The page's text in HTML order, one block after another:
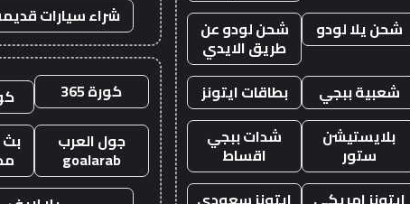
شحن يلا لودو
شحن لودو عن
طريق الايدي
شعبية ببجي
بطاقات ايتونز
بلايستيشن
ستور
شدات ببجي
اقساط
شراء سيارات
كورة 365
جول العرب
goalarab
بث